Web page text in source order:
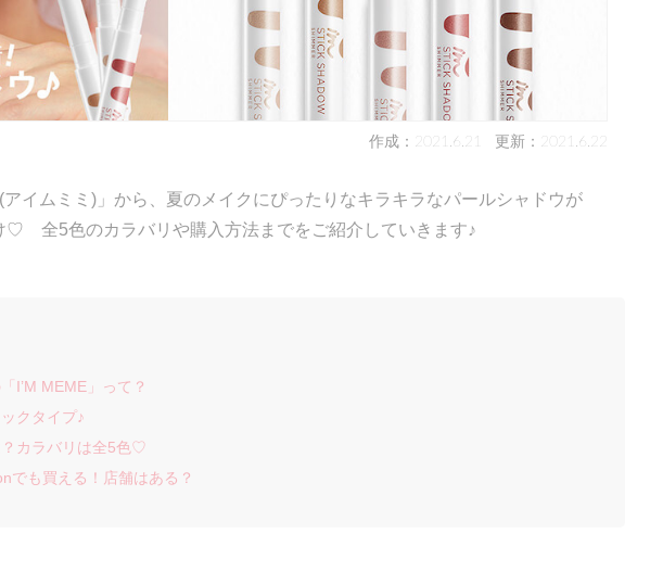
作成：2021.6.21 更新：2021.6.22
イムミミ)」から、夏のメイクにぴったりなキラキラなパールシャドウが
♡ 全5色のカラバリや購入方法までをご紹介していきます♪
I’M MEME」って？
クタイプ♪
カラバリは全5色♡
でも買える！店舗はある？